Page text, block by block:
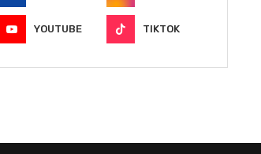
YOUTUBE TIKTOK